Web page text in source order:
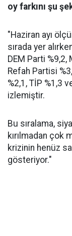
oy farkını şu
"Haziran ayı
sırada yer
DEM Parti %9,2,
Refah Partisi
%2,1, TİP %1,3
izlemiştir.
Bu sıralama,
kırılmadan çok
krizinin henüz
gösteriyor."